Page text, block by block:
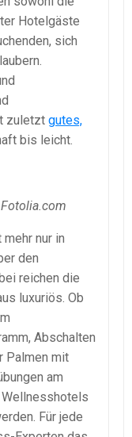
Hotelgäste
sich
zuletzt gutes,
bis leicht.
nur in
den
reichen die
luxuriös. Ob
Abschalten
Palmen mit
am
Für jede